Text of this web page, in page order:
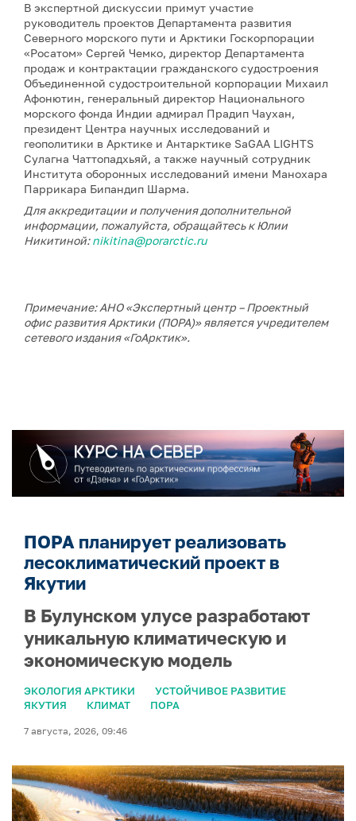
В экспертной дискуссии примут участие
руководитель проектов Департамента развития
Северного морского пути и Арктики Госкорпорации
«Росатом» Сергей Чемко, директор Департамента
продаж и контрактации гражданского судостроения
Объединенной судостроительной корпорации Михаил
Афонютин, генеральный директор Национального
морского фонда Индии адмирал Прадип Чаухан,
президент Центра научных исследований и
геополитики в Арктике и Антарктике SaGAA LIGHTS
Сулагна Чаттопадхьяй, а также научный сотрудник
Института оборонных исследований имени Манохара
Паррикара Бипандип Шарма.
Для аккредитации и получения дополнительной
информации, пожалуйста, обращайтесь к Юлии
Никитиной:nikitina@porarctic.ru
Примечание: АНО «Экспертный центр – Проектный
офис развития Арктики (ПОРА)» является учредителем
сетевого издания «ГоАрктик».
ПОРА планирует реализовать
лесоклиматический проект в
Якутии
В Булунском улусе разработают
уникальную климатическую и
экономическую модель
ЭКОЛОГИЯ АРКТИКИ
УСТОЙЧИВОЕ РАЗВИТИЕ
ЯКУТИЯ
КЛИМАТ ПОРА
7 августа, 2026, 09:46